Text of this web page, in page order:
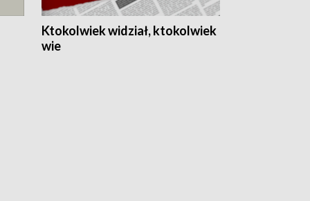
Ktokolwiek widział, ktokolwiek
wie